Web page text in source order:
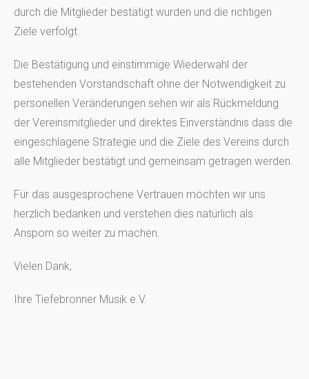
durch die Mitglieder bestätigt wurden und die richtigen
Ziele verfolgt.
Die Bestätigung und einstimmige Wiederwahl der
bestehenden Vorstandschaft ohne der Notwendigkeit zu
personellen Veränderungen sehen wir als Rückmeldung
der Vereinsmitglieder und direktes Einverständnis dass die
eingeschlagene Strategie und die Ziele des Vereins durch
alle Mitglieder bestätigt und gemeinsam getragen werden.
Für das ausgesprochene Vertrauen möchten wir uns
herzlich bedanken und verstehen dies natürlich als
Ansporn so weiter zu machen.
Vielen Dank,
Ihre Tiefebronner Musik e.V.